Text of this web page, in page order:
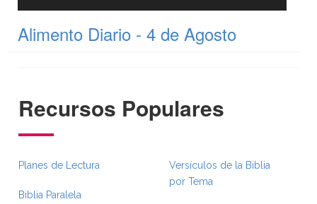
Alimento Diario - 4 de Agosto
Recursos Populares
Planes de Lectura
Biblia Paralela
Versículos de la Biblia
por Tema